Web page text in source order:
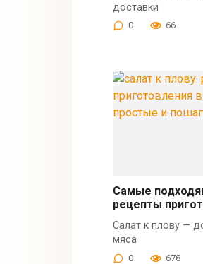
доставки
0 66
Самые
рецепты
Салат к плову —
мяса
0 678